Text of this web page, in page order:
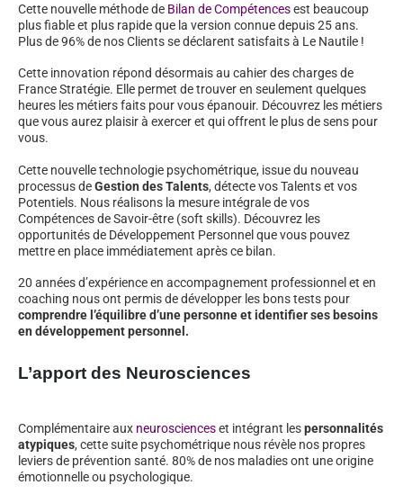
Cette nouvelle méthode de Bilan de Compétencesest beaucoup
plus fiable et plus rapide que la version connue depuis 25 ans.
Plus de 96% de nos Clients se déclarent satisfaits à Le Nautile !
Cette innovation répond désormais au cahier des charges de
France Stratégie. Elle permet de trouver en seulement quelques
heures les métiers faits pour vous épanouir. Découvrez les métiers
que vous aurez plaisir à exercer et qui offrent le plus de sens pour
vous.
Cette nouvelle technologie psychométrique, issue du nouveau
processus deGestion des Talents, détecte vos Talents et vos
Potentiels. Nous réalisons la mesure intégrale de vos
Compétences de Savoir-être (soft skills). Découvrez les
opportunités de Développement Personnel que vous pouvez
mettre en place immédiatement après ce bilan.
20 années d’expérience en accompagnement professionnel et en
coaching nous ont permis de développer les bons tests pour
comprendre l’équilibre d’une personne et identifier ses besoins
en développement personnel.
L’apport des Neurosciences
Complémentaire aux neuroscienceset intégrant lespersonnalités
atypiques, cette suite psychométrique nous révèle nos propres
leviers de prévention santé. 80% de nos maladies ont une origine
émotionnelle ou psychologique.